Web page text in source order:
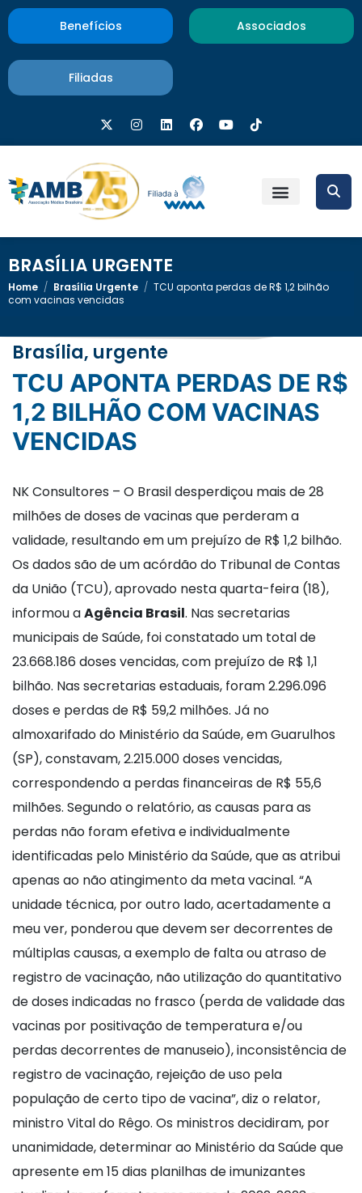
Benefícios Associados
Filiadas
BRASÍLIA URGENTE
Home / Brasília Urgente / TCU aponta perdas de R$ 1,2 bilhão
com vacinas vencidas
Brasília, urgente
TCU APONTA PERDAS DE R$
1,2 BILHÃO COM VACINAS
VENCIDAS
NK Consultores – O Brasil desperdiçou mais de 28
milhões de doses de vacinas que perderam a
validade, resultando em um prejuízo de R$ 1,2 bilhão.
Os dados são de um acórdão do Tribunal de Contas
da União (TCU), aprovado nesta quarta-feira (18),
informou aAgência Brasil. Nas secretarias
municipais de Saúde, foi constatado um total de
23.668.186 doses vencidas, com prejuízo de R$ 1,1
bilhão. Nas secretarias estaduais, foram 2.296.096
doses e perdas de R$ 59,2 milhões. Já no
almoxarifado do Ministério da Saúde, em Guarulhos
(SP), constavam, 2.215.000 doses vencidas,
correspondendo a perdas financeiras de R$ 55,6
milhões. Segundo o relatório, as causas para as
perdas não foram efetiva e individualmente
identificadas pelo Ministério da Saúde, que as atribui
apenas ao não atingimento da meta vacinal. “A
unidade técnica, por outro lado, acertadamente a
meu ver, ponderou que devem ser decorrentes de
múltiplas causas, a exemplo de falta ou atraso de
registro de vacinação, não utilização do quantitativo
de doses indicadas no frasco (perda de validade das
vacinas por positivação de temperatura e/ou
perdas decorrentes de manuseio), inconsistência de
registro de vacinação, rejeição de uso pela
população de certo tipo de vacina”, diz o relator,
ministro Vital do Rêgo. Os ministros decidiram, por
unanimidade, determinar ao Ministério da Saúde que
apresente em 15 dias planilhas de imunizantes